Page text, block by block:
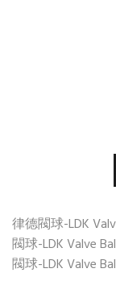
律德閥球-LDK
閥球-LDK Valve
閥球-LDK Valve